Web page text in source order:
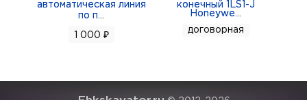
автоматическая линия
по п
1 000 ₽
конечный 1LS1-J
Honeywe
договорная